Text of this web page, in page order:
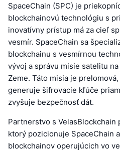
SpaceChain (SPC) je
blockchainovú technológiu s
inovatívny prístup má za cieľ
vesmír. SpaceChain sa
blockchainu s vesmírnou
vývoj a správu misie satelitu
Zeme. Táto misia je
generuje šifrovacie kľúče
zvyšuje bezpečnosť dát.
Partnerstvo s
ktorý pozicionuje SpaceChain
blockchainov operujúcich vo